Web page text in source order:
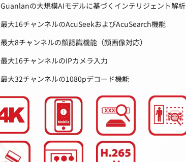
Guanlanの大規模AIモデルに基づくインテリジェント解析
最大16チャンネルのAcuSeekおよびAcuSearch機能
最大8チャンネルの顔認識機能（顔画像対応）
最大16チャンネルのIPカメラ入力
最大32チャンネルの1080pデコード機能